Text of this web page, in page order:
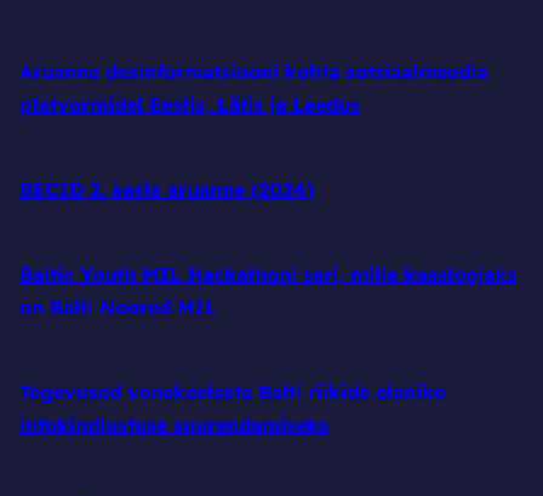
Aruanne desinformatsiooni kohta sotsiaalmeedia
platvormidel Eestis, Lätis ja Leedus
BECID 2. aasta aruanne (2024)
Baltic Youth MIL Hackathoni sari, mille kaasloojaks
on Balti Noored MIL
Tegevused venekeelsete Balti riikide elanike
infokindlustuse suurendamiseks